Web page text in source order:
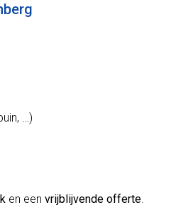
…)
en een vrijblijvende offerte.